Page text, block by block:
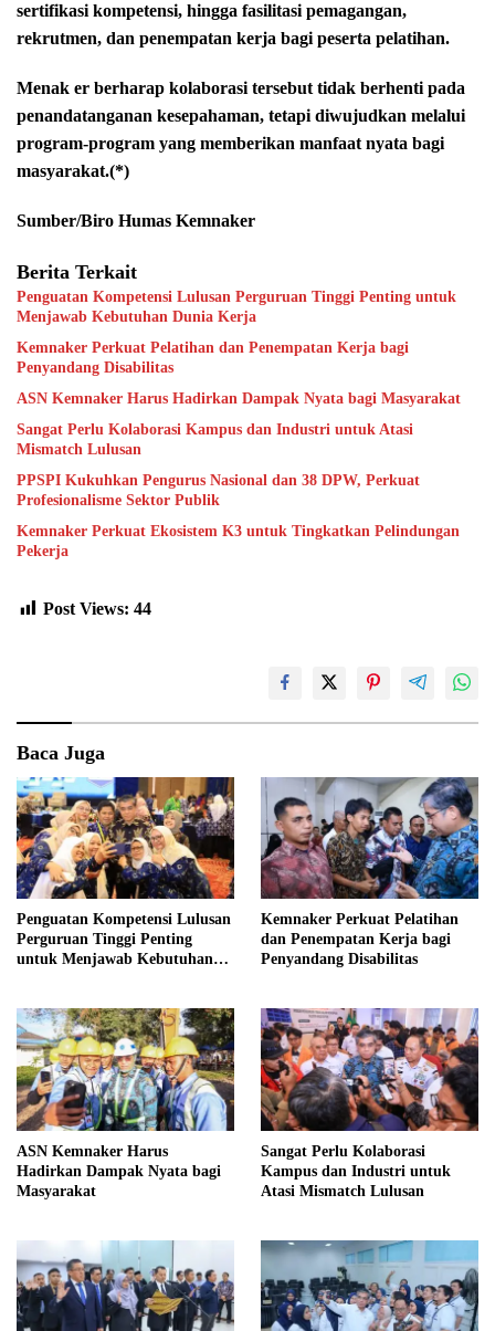
sertifikasi kompetensi, hingga fasilitasi pemagangan,
rekrutmen, dan penempatan kerja bagi peserta pelatihan.
Menak er berharap kolaborasi tersebut tidak berhenti pada
penandatanganan kesepahaman, tetapi diwujudkan melalui
program-program yang memberikan manfaat nyata bagi
masyarakat.(*)
Sumber/Biro Humas Kemnaker
Berita Terkait
Penguatan Kompetensi Lulusan Perguruan Tinggi Penting untuk
Menjawab Kebutuhan Dunia Kerja
Kemnaker Perkuat Pelatihan dan Penempatan Kerja bagi
Penyandang Disabilitas
ASN Kemnaker Harus Hadirkan Dampak Nyata bagi Masyarakat
Sangat Perlu Kolaborasi Kampus dan Industri untuk Atasi
Mismatch Lulusan
PPSPI Kukuhkan Pengurus Nasional dan 38 DPW, Perkuat
Profesionalisme Sektor Publik
Kemnaker Perkuat Ekosistem K3 untuk Tingkatkan Pelindungan
Pekerja
Post Views: 44
Baca Juga
Penguatan Kompetensi Lulusan
Perguruan Tinggi Penting
untuk Menjawab Kebutuhan
Kemnaker Perkuat Pelatihan
dan Penempatan Kerja bagi
Penyandang Disabilitas
ASN Kemnaker Harus
Hadirkan Dampak Nyata bagi
Masyarakat
Sangat Perlu Kolaborasi
Kampus dan Industri untuk
Atasi Mismatch Lulusan